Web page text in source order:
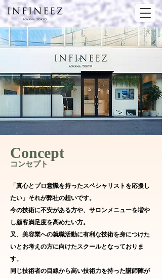
Concept
コンセプト
「真心とプロ意識を持ったスペシャリストを応援し
たい」それが弊社の想いです。
今の技術に不安がある方や、サロンメニューを増や
し顧客満足度を高めたい方。
又、美容業への就職活動に有利な技術を身につけた
いとお考えの方に向けたスクールとなっておりま
す。
同じ技術者の目線から高い技術力を持った講師陣が